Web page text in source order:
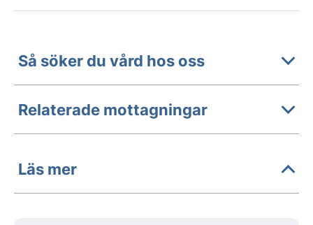
Så söker du vård hos oss
Relaterade mottagningar
Läs mer